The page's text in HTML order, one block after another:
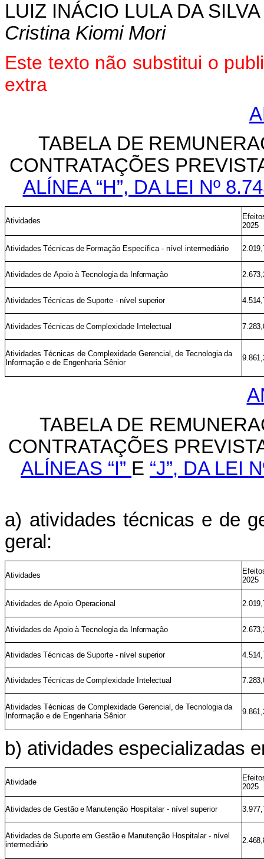
LUIZ INÁCIO LULA DA SILVA
Cristina Kiomi Mori
Este texto não substitui o
extra
TABELA DE
CONTRATAÇÕES
ALÍNEA “H”, DA LEI Nº
Atividades
2025
Atividades Técnicas de Formação Específica - nível intermediário
Atividades de Apoio à Tecnologia da Informação
Atividades Técnicas de Suporte - nívelsuperior
Atividades Técnicas de Complexidade Intelectual
Atividades Técnicas de Complexidade Gerencial, de Tecnologia da
Informação e de Engenharia Sênior
TABELA DE
CONTRATAÇÕES
ALÍNEAS “I” E “J”, DA LEI
a) atividades técnicas e de
geral:
Atividades
2025
Atividades de Apoio Operacional
Atividades de Apoio à Tecnologia da Informação
Atividades Técnicas de Suporte - nívelsuperior
Atividades Técnicas de Complexidade Intelectual
Atividades Técnicas de Complexidade Gerencial, de Tecnologia da
Informação e de Engenharia Sênior
b) atividades especializadas
Atividade
2025
Atividades de Gestão e Manutenção Hospitalar - nível superior
Atividades de Suporte em Gestão e Manutenção Hospitalar - nível
intermediário